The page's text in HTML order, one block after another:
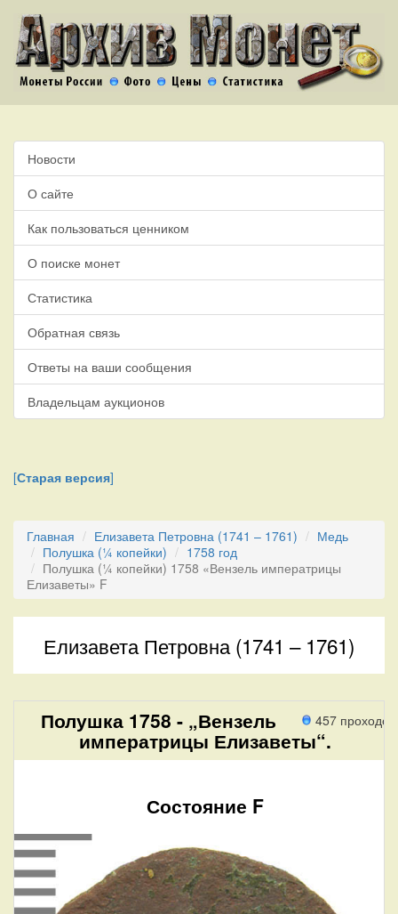
Новости
О сайте
Как пользоваться ценником
О поиске монет
Статистика
Обратная связь
Ответы на ваши сообщения
Владельцам аукционов
[Старая версия]
Главная Елизавета Петровна (1741 – 1761)
Медь
Полушка (¼ копейки)
1758 год
Полушка (¼ копейки) 1758 «Вензель императрицы
Елизаветы» F
Елизавета Петровна (1741 – 1761)
457 проходов
Полушка 1758 - „Вензель
императрицы Елизаветы“.
Состояние F